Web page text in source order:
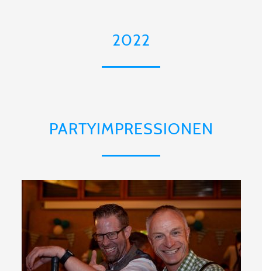
2022
PARTYIMPRESSIONEN